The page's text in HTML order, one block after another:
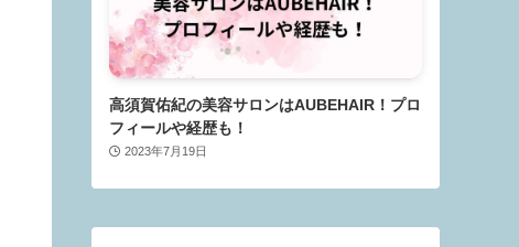
高須賀佑紀の美容サロンはAUBEHAIR！プロ
フィールや経歴も！
2023年7月19日